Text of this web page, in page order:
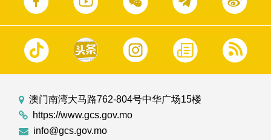
澳门南湾大马路762-804号中华广场15楼
https://www.gcs.gov.mo
info@gcs.gov.mo